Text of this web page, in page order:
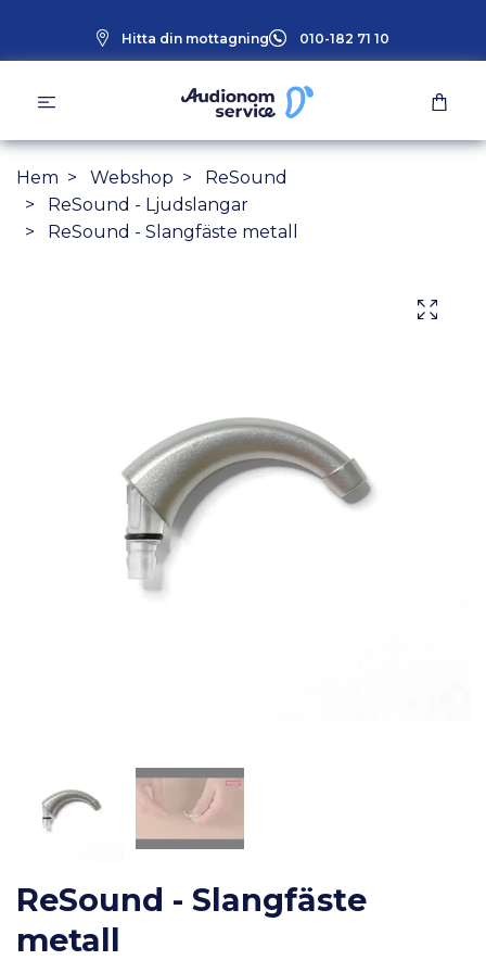
Hitta din mottagning 010-182 71 10
Hem Webshop
ReSound
ReSound - Ljudslangar
ReSound - Slangfäste metall
ReSound - Slangfäste
metall